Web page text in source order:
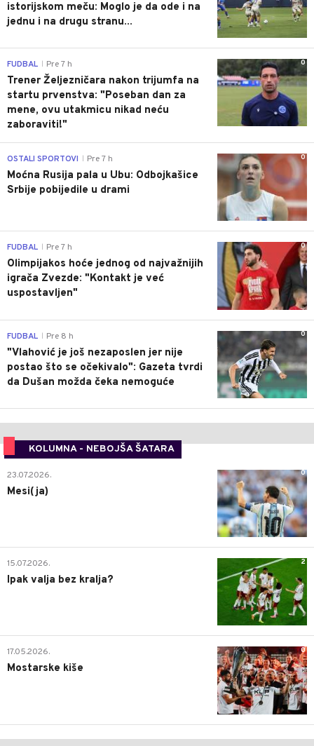
istorijskom meču: Moglo je da ode i na
jednu i na drugu stranu...
0
FUDBAL Pre 7 h
Trener Željezničara nakon trijumfa na
startu prvenstva: "Poseban dan za
mene, ovu utakmicu nikad neću
zaboraviti!"
0
OSTALI SPORTOVI Pre 7 h
Moćna Rusija pala u Ubu: Odbojkašice
Srbije pobijedile u drami
0
FUDBAL Pre 7 h
Olimpijakos hoće jednog od najvažnijih
igrača Zvezde: "Kontakt je već
uspostavljen"
0
FUDBAL Pre 8 h
"Vlahović je još nezaposlen jer nije
postao što se očekivalo": Gazeta tvrdi
da Dušan možda čeka nemoguće
KOLUMNA - NEBOJŠA ŠATARA
0
23.07.2026.
Mesi(ja)
2
15.07.2026.
Ipak valja bez kralja?
0
17.05.2026.
Mostarske kiše